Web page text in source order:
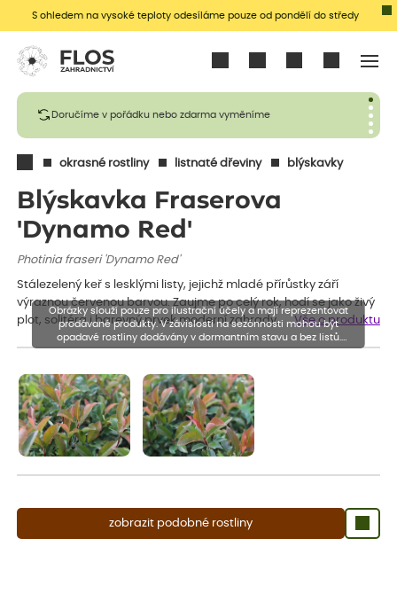
S ohledem na vysoké teploty odesíláme pouze od pondělí do středy
Doručíme v pořádku nebo zdarma vyměníme
okrasné rostliny listnaté dřeviny blýskavky
Blýskavka Fraserova
'Dynamo Red'
Photinia fraseri 'Dynamo Red'
Stálezelený keř s lesklými listy, jejichž mladé přírůstky září
výraznou červenou barvou. Zaujme po celý rok, hodí se jako živý
plot, solitéra i barevný prvek moderní zahrady.
Vše o produktu
zobrazit podobné rostliny
Obrázky slouží pouze pro ilustrační účely a mají reprezentovat
prodávané produkty. V závislosti na sezónnosti mohou být
opadavé rostliny dodávány v dormantním stavu a bez listů.
Rostliny mohou být také sestřiženy níže, než je uvedená výška,